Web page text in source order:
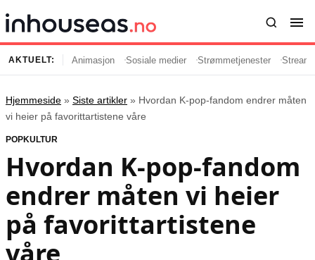
Innhold
Siste artikler
Film og serier
Musikk og artister
Popkultur
TV og streaming
Underholdning
Strømmetjenester
Streaming
TV-serier
Internettkultur
AKTUELT: Animasjon Sosiale medier Strømmetjenester
Hjemmeside » Siste artikler » Hvordan K-pop-fandom endrer måten
vi heier på favorittartistene våre
POPKULTUR
Hvordan K-pop-fandom
endrer måten vi heier
på favorittartistene